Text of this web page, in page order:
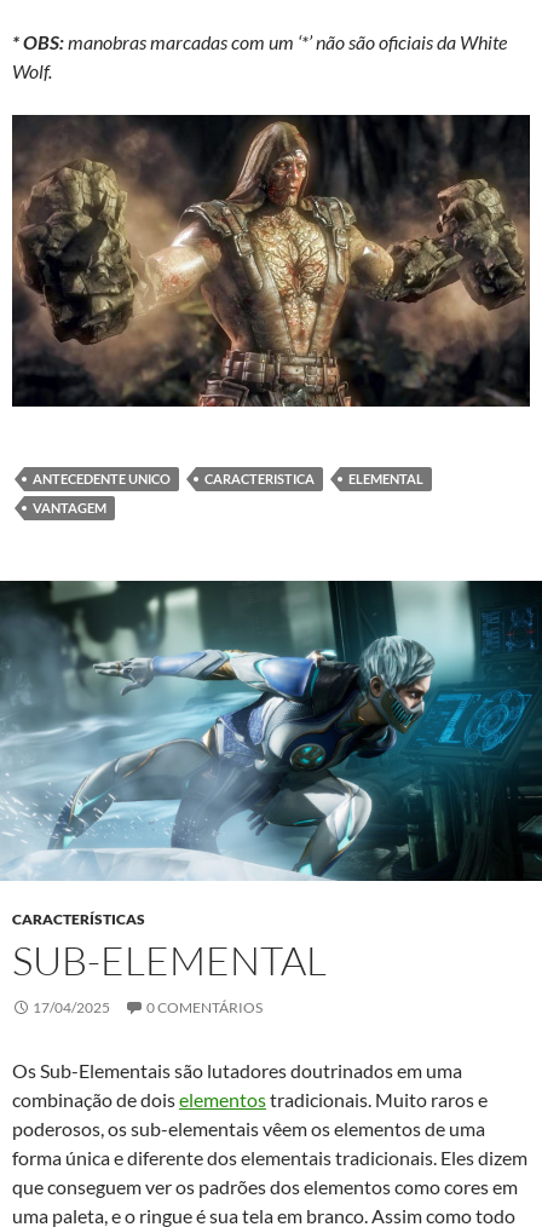
* OBS:manobras marcadas com um ‘*’ não são oficiais da White
Wolf.
ANTECEDENTE UNICO CARACTERISTICA
ELEMENTAL
VANTAGEM
CARACTERÍSTICAS
SUB-ELEMENTAL
17/04/2025 0 COMENTÁRIOS
Os Sub-Elementais são lutadores doutrinados em uma
combinação de doiselementostradicionais. Muito raros e
poderosos, os sub-elementais vêem os elementos de uma
forma única e diferente dos elementais tradicionais. Eles dizem
que conseguem ver os padrões dos elementos como cores em
uma paleta, e o ringue é sua tela em branco. Assim como todo